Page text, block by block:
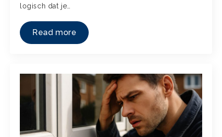
logisch dat je…
Read more